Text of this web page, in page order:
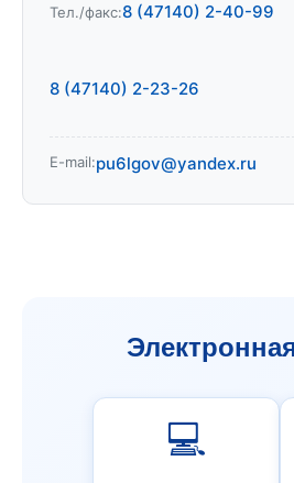
Тел./факс:8 (47140) 2-40-99
8 (47140) 2-23-26
E-mail:pu6lgov@yandex.ru
💻